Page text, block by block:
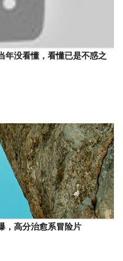
年没看懂，看懂已是不惑之
，高分治愈系冒险片